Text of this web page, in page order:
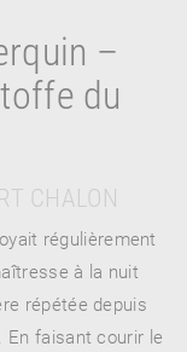
–
du
CHALON
régulièrement
à la nuit
répétée depuis
En faisant courir le